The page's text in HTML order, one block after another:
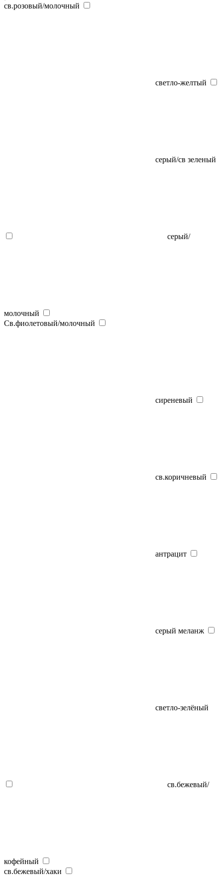
св.розовый/молочный
светло-желтый
серый/св зеленый
серый/
молочный
Св.фиолетовый/молочный
сиреневый
св.коричневый
антрацит
серый меланж
светло-зелёный
св.бежевый/
кофейный
св.бежевый/хаки